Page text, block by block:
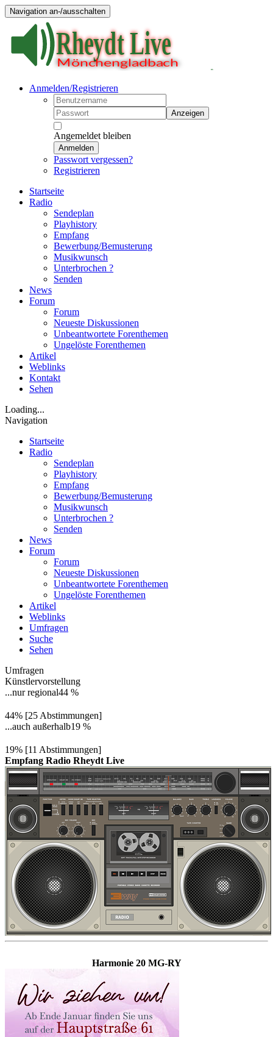
Navigation an-/ausschalten
Anmelden/Registrieren
Anzeigen
Angemeldet bleiben
Anmelden
Passwort vergessen?
Registrieren
Startseite
Radio
Sendeplan
Playhistory
Empfang
Bewerbung/Bemusterung
Musikwunsch
Unterbrochen ?
Senden
News
Forum
Forum
Neueste Diskussionen
Unbeantwortete Forenthemen
Ungelöste Forenthemen
Artikel
Weblinks
Kontakt
Sehen
Loading...
Navigation
Startseite
Radio
Sendeplan
Playhistory
Empfang
Bewerbung/Bemusterung
Musikwunsch
Unterbrochen ?
Senden
News
Forum
Forum
Neueste Diskussionen
Unbeantwortete Forenthemen
Ungelöste Forenthemen
Artikel
Weblinks
Umfragen
Suche
Sehen
Umfragen
Künstlervorstellung
...nur regional44 %
44% [25 Abstimmungen]
...auch außerhalb19 %
19% [11 Abstimmungen]
Empfang Radio Rheydt Live
Harmonie 20 MG-RY